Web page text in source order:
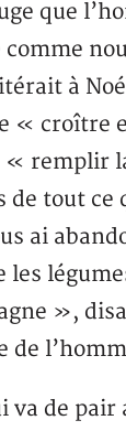
que
à
« croître
remplir
tout ce
ai
les
»,
de
va de pair